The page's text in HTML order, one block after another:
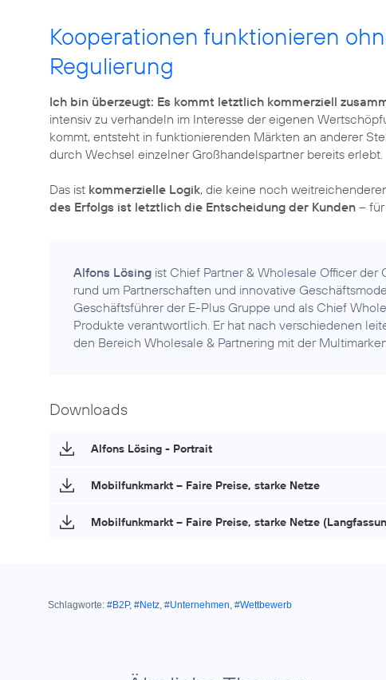
Kooperationen funktionieren
Regulierung
Ich bin überzeugt: Es kommt letztlich kommerziell
intensiv zu verhandeln im Interesse der eigenen
kommt, entsteht in funktionierenden Märkten an anderer
durch Wechsel einzelner Großhandelspartner bereits erlebt.
Das ist kommerzielle Logik, die keine noch
des Erfolgs ist letztlich die Entscheidung der Kunden –
Alfons Lösing ist Chief Partner & Wholesale Officer der
rund um Partnerschaften und innovative
Geschäftsführer der E-Plus Gruppe und als Chief
Produkte verantwortlich. Er hat nach verschiedenen
den Bereich Wholesale & Partnering mit der
Downloads
Alfons Lösing - Portrait
Mobilfunkmarkt – Faire Preise, starke Netze
Mobilfunkmarkt – Faire Preise, starke Netze
Schlagworte: #B2P, #Netz, #Unternehmen, #Wettbewerb